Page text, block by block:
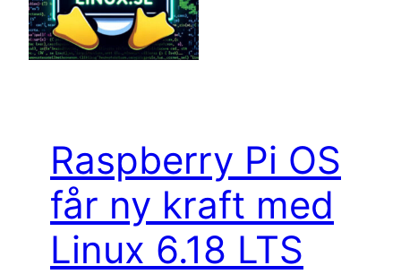
Raspberry Pi OS
får ny kraft med
Linux 6.18 LTS